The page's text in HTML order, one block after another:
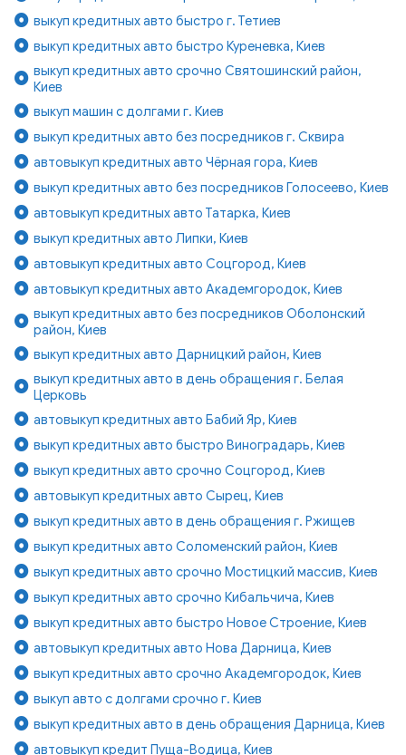
выкуп кредитных авто быстро г. Тетиев
выкуп кредитных авто быстро Куреневка, Киев
выкуп кредитных авто срочно Святошинский район,
Киев
выкуп машин с долгами г. Киев
выкуп кредитных авто без посредников г. Сквира
автовыкуп кредитных авто Чёрная гора, Киев
выкуп кредитных авто без посредников Голосеево, Киев
автовыкуп кредитных авто Татарка, Киев
выкуп кредитных авто Липки, Киев
автовыкуп кредитных авто Соцгород, Киев
автовыкуп кредитных авто Академгородок, Киев
выкуп кредитных авто без посредников Оболонский
район, Киев
выкуп кредитных авто Дарницкий район, Киев
выкуп кредитных авто в день обращения г. Белая
Церковь
автовыкуп кредитных авто Бабий Яр, Киев
выкуп кредитных авто быстро Виноградарь, Киев
выкуп кредитных авто срочно Соцгород, Киев
автовыкуп кредитных авто Сырец, Киев
выкуп кредитных авто в день обращения г. Ржищев
выкуп кредитных авто Соломенский район, Киев
выкуп кредитных авто срочно Мостицкий массив, Киев
выкуп кредитных авто срочно Кибальчича, Киев
выкуп кредитных авто быстро Новое Строение, Киев
автовыкуп кредитных авто Нова Дарница, Киев
выкуп кредитных авто срочно Академгородок, Киев
выкуп авто с долгами срочно г. Киев
выкуп кредитных авто в день обращения Дарница, Киев
автовыкуп кредит Пуща-Водица, Киев